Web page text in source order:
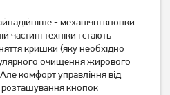
0960 Punto Black
Немає в наявності
- механічні кнопки.
техніки і стають
кришки (яку необхідно
очищення жирового
комфорт управління від
розташування кнопок